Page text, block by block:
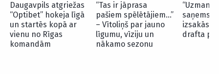
Daugavpils atgriežas
“Optibet” hokeja līgā
un startēs kopā ar
vienu no Rīgas
komandām
“Tas ir jāprasa
pašiem spēlētājiem…”
– Vītoliņš par jauno
līgumu, vīziju un
nākamo sezonu
izsakās
drafta